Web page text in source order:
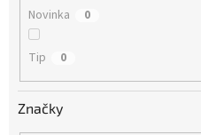
Novinka 0
Tip 0
Značky